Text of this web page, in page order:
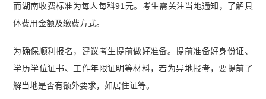
而湖南收费标准为每人每科91元。考生需关注当地通知，了解具
体费用金额及缴费方式。
为确保顺利报名，建议考生提前做好准备。提前准备好身份证、
学历学位证书、工作年限证明等材料，若为异地报考，要提前了
解当地是否有额外要求，如居住证等。